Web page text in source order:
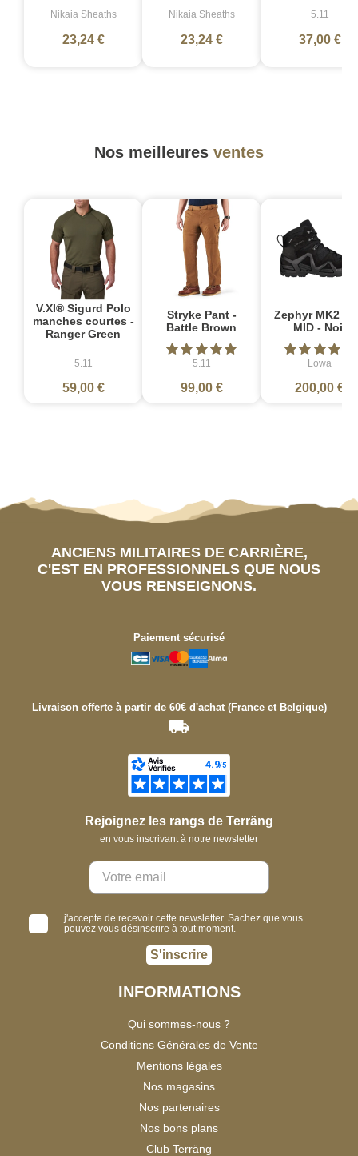
Nikaia Sheaths
23,24 €
Nikaia Sheaths
23,24 €
5.11
37,00 €
Nos meilleures ventes
V.XI® Sigurd Polo
manches courtes -
Ranger Green
5.11
59,00 €
Stryke Pant -
Battle Brown
5.11
99,00 €
Zephyr MK2
MID - Noir
Lowa
200,00 €
ANCIENS MILITAIRES DE CARRIÈRE,
C'EST EN PROFESSIONNELS QUE NOUS
VOUS RENSEIGNONS.
Paiement sécurisé
Livraison offerte à partir de 60€ d'achat (France et Belgique)
Rejoignez les rangs de Terräng
en vous inscrivant à notre newsletter
j'accepte de recevoir cette newsletter. Sachez que vous
pouvez vous désinscrire à tout moment.
S'inscrire
INFORMATIONS
Qui sommes-nous ?
Conditions Générales de Vente
Mentions légales
Nos magasins
Nos partenaires
Nos bons plans
Club Terräng